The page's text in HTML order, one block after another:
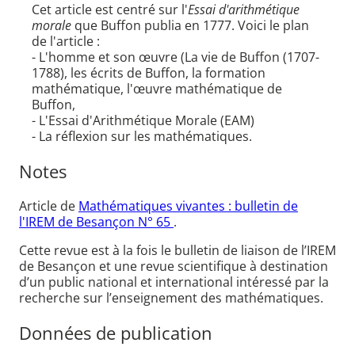
Cet article est centré sur l'Essai d'arithmétique
morale que Buffon publia en 1777. Voici le plan
de l'article :
- L'homme et son œuvre (La vie de Buffon (1707-
1788), les écrits de Buffon, la formation
mathématique, l'œuvre mathématique de
Buffon,
- L'Essai d'Arithmétique Morale (EAM)
- La réflexion sur les mathématiques.
Notes
Article de Mathématiques vivantes : bulletin de
l'IREM de Besançon N° 65 .
Cette revue est à la fois le bulletin de liaison de l’IREM
de Besançon et une revue scientifique à destination
d’un public national et international intéressé par la
recherche sur l’enseignement des mathématiques.
Données de publication